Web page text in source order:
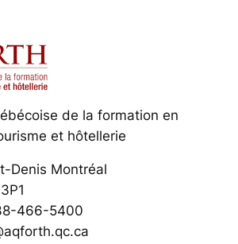
de la formation en
et hôtellerie
Denis Montréal
466-5400